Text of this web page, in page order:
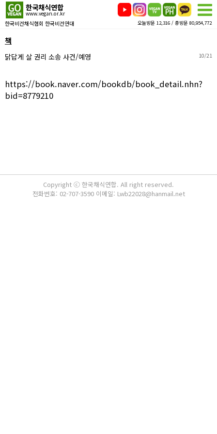
한국채식연합
www.vegan.or.kr
한국비건채식협회 한국비건연대 오늘방문 12,316 / 총방문 80,954,772
책
닭답게 살 권리 소송 사건/예영 10/21
https://book.naver.com/bookdb/book_detail.nhn?
bid=8779210
Copyright ⓒ 한국채식연합. All right reserved.
전화번호: 02-707-3590 이메일: Lwb22028@hanmail.net